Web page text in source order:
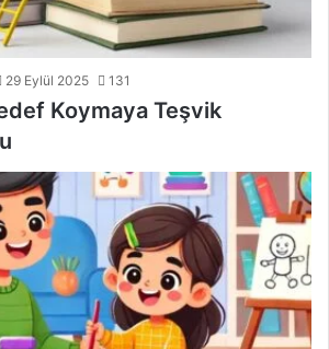
29 Eylül 2025 131
Koymaya Teşvik